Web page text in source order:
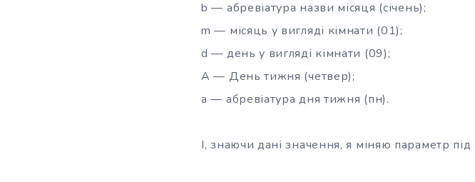
b — абревіатура назви місяця (січень);
m — місяць у вигляді кімнати (01);
d — день у вигляді кімнати (09);
A — День тижня (четвер);
a — абревіатура дня тижня (пн).
І, знаючи дані значення, я міняю параметр